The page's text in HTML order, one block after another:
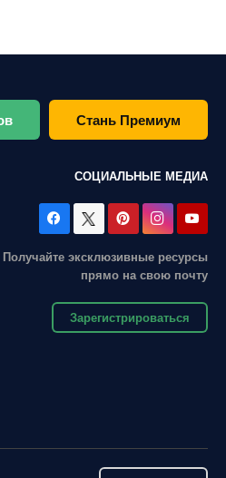
Стань Премиум
СОЦИАЛЬНЫЕ МЕДИА
Получайте эксклюзивные ресурсы
прямо на свою почту
Зарегистрироваться